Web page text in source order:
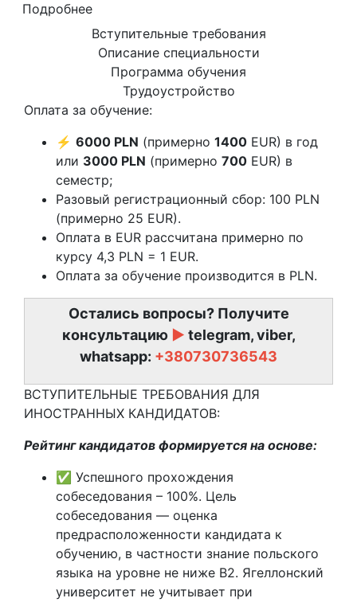
Подробнее
Вступительные требования
Описание специальности
Программа обучения
Трудоустройство
Оплата за обучение:
⚡ 6000 PLN (примерно 1400 EUR) в год
или 3000 PLN (примерно 700 EUR) в
семестр;
Разовый регистрационный сбор: 100 PLN
(примерно 25 EUR).
Оплата в EUR рассчитана примерно по
курсу 4,3 PLN = 1 EUR.
Оплата за обучение производится в PLN.
Остались вопросы? Получите
консультацию ► telegram, viber,
whatsapp: +380730736543
ВСТУПИТЕЛЬНЫЕ ТРЕБОВАНИЯ ДЛЯ
ИНОСТРАННЫХ КАНДИДАТОВ:
Рейтинг кандидатов формируется на основе:
✅ Успешного прохождения
собеседования – 100%. Цель
собеседования — оценка
предрасположенности кандидата к
обучению, в частности знание польского
языка на уровне не ниже B2. Ягеллонский
университет не учитывает при